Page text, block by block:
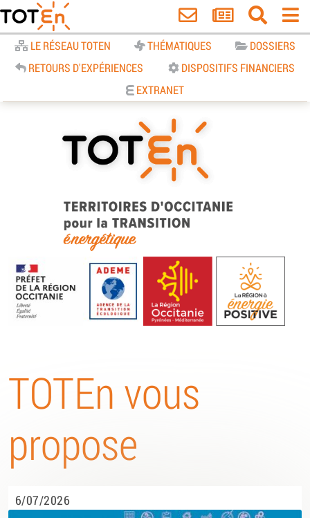
LE RÉSEAU TOTEN THÉMATIQUES
DOSSIERS
RETOURS D'EXPÉRIENCES
DISPOSITIFS FINANCIERS
EXTRANET
TOTEn Occitanie | Territoires
d’Occitanie pour la Transition
Energétique
TOTEn vous
propose
6/07/2026